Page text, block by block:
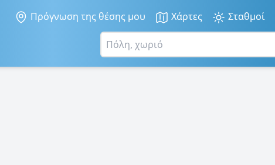
Πρόγνωση της θέσης μου Χάρτες Σταθμοί